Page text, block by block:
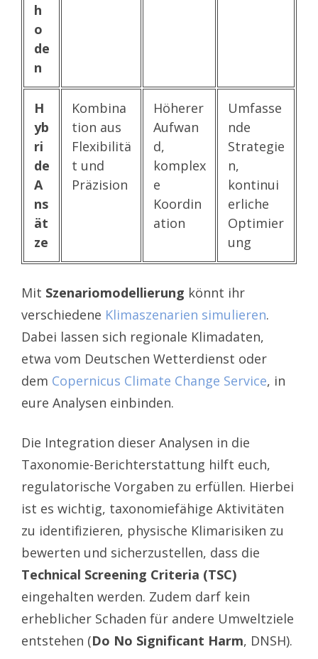
h
o
de
n
H
yb
ri
de
A
ns
ät
ze
Kombina
tion aus
Flexibilitä
t und
Präzision
Höherer
Aufwan
d,
komplex
e
Koordin
ation
Umfasse
nde
Strategie
n,
kontinui
erliche
Optimier
ung
Mit Szenariomodellierung könnt ihr
verschiedene Klimaszenarien simulieren.
Dabei lassen sich regionale Klimadaten,
etwa vom Deutschen Wetterdienst oder
dem Copernicus Climate Change Service, in
eure Analysen einbinden.
Die Integration dieser Analysen in die
Taxonomie-Berichterstattung hilft euch,
regulatorische Vorgaben zu erfüllen. Hierbei
ist es wichtig, taxonomiefähige Aktivitäten
zu identifizieren, physische Klimarisiken zu
bewerten und sicherzustellen, dass die
Technical Screening Criteria (TSC)
eingehalten werden. Zudem darf kein
erheblicher Schaden für andere Umweltziele
entstehen (Do No Significant Harm, DNSH).